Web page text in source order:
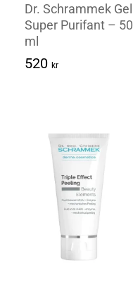
Dr. Schrammek Gel
Super Purifant – 50
ml
520 kr